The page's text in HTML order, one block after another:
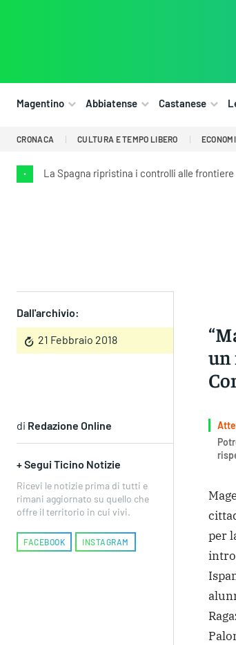
Magentino Abbiatense Castanese
CRONACA CULTURA E TEMPO LIBERO
• La Spagna ripristina i controlli alle frontiere
Dall'archivio:
21 Febbraio 2018
un
di Redazione Online
+ Segui Ticino Notizie
Ricevi le notizie prima di tutti e
rimani aggiornato su quello che
offre il territorio in cui vivi.
FACEBOOK INSTAGRAM
per